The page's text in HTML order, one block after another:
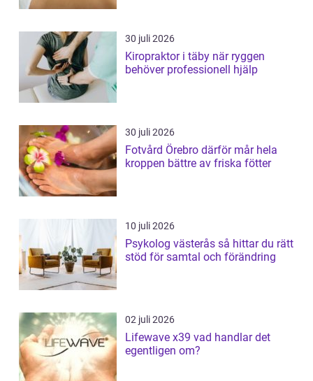
30 juli 2026
Kiropraktor i täby när ryggen
behöver professionell hjälp
30 juli 2026
Fotvård Örebro därför mår hela
kroppen bättre av friska fötter
10 juli 2026
Psykolog västerås så hittar du rätt
stöd för samtal och förändring
02 juli 2026
Lifewave x39 vad handlar det
egentligen om?